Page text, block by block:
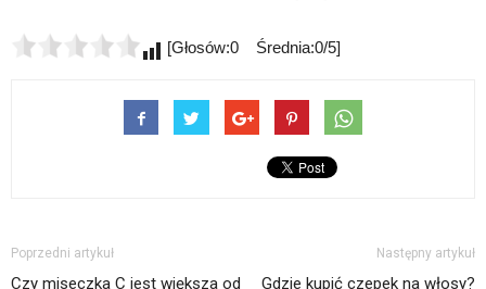
[Głosów:0 Średnia:0/5]
Poprzedni artykuł
Czy miseczka C jest większa od
Następny artykuł
Gdzie kupić czepek na włosy?